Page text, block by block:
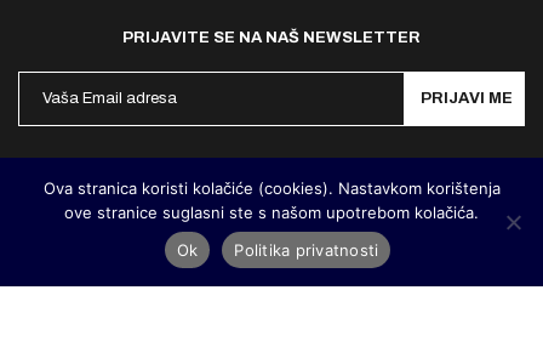
PRIJAVITE SE NA NAŠ NEWSLETTER
PRIJAVI ME
MarieClaire Hrvatska 2026. Designed and developed by Cubes
Ova stranica koristi kolačiće (cookies). Nastavkom korištenja
ove stranice suglasni ste s našom upotrebom kolačića.
Ok
Politika privatnosti